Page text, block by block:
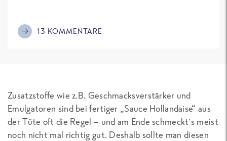
13 KOMMENTARE
Zusatzstoffe wie z.B. Geschmacksverstärker und
Emulgatoren sind bei fertiger „Sauce Hollandaise“ aus
der Tüte oft die Regel – und am Ende schmeckt`s meist
noch nicht mal richtig gut. Deshalb sollte man diesen